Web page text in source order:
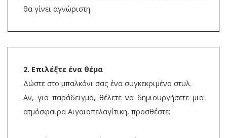
θα γίνει αγνώριστη.
2. Επιλέξτε ένα θέμα
Δώστε στο μπαλκόνι σας ένα συγκεκριμένο στυλ.
Αν, για παράδειγμα, θέλετε να δημιουργήσετε μια
ατμόσφαιρα Αιγαιοπελαγίτικη, προσθέστε: